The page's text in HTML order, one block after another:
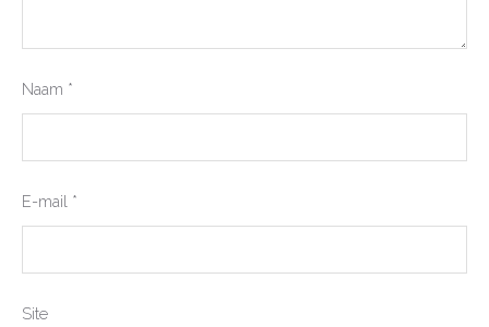
Naam *
E-mail *
Site